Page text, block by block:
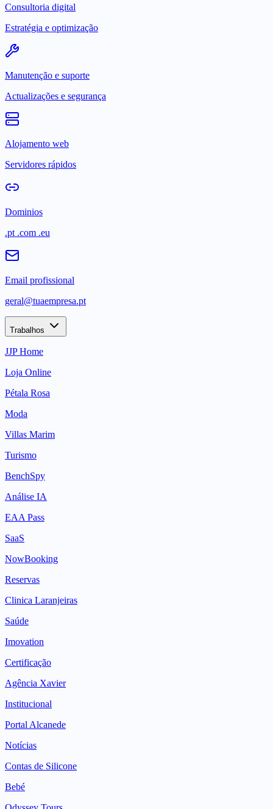
Consultoria digital
Estratégia e optimização
Manutenção e suporte
Actualizações e segurança
Alojamento web
Servidores rápidos
Dominios
.pt .com .eu
Email profissional
geral@tuaempresa.pt
Trabalhos
JJP Home
Loja Online
Pétala Rosa
Moda
Villas Marim
Turismo
BenchSpy
Análise IA
EAA Pass
SaaS
NowBooking
Reservas
Clinica Laranjeiras
Saúde
Imovation
Certificação
Agência Xavier
Institucional
Portal Alcanede
Notícias
Contas de Silicone
Bebé